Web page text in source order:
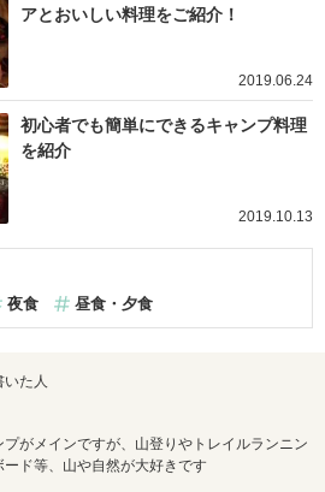
アとおいしい料理をご紹介！
2019.06.24
初心者でも簡単にできるキャンプ料理
を紹介
2019.10.13
夜食 昼食・夕食
いた人
プがメインですが、山登りやトレイルランニン
ード等、山や自然が大好きです